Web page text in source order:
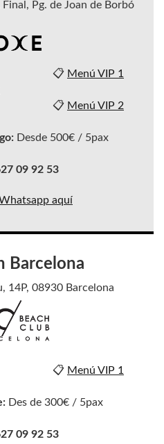
Final, Pg. de Joan de Borbó
📋 Menú VIP 1
📋 Menú VIP 2
Desde 500€ / 5pax
09 92 53
aquí
Barcelona
14P, 08930 Barcelona
📋 Menú VIP 1
Des de 300€ / 5pax
09 92 53